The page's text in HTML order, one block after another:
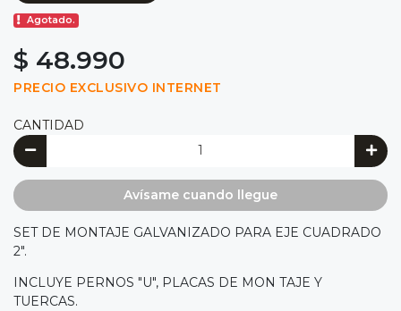
Agotado.
$ 48.990
PRECIO EXCLUSIVO INTERNET
CANTIDAD
Avísame cuando llegue
SET DE MONTAJE GALVANIZADO PARA EJE CUADRADO
2".
INCLUYE PERNOS "U", PLACAS DE MON TAJE Y
TUERCAS.